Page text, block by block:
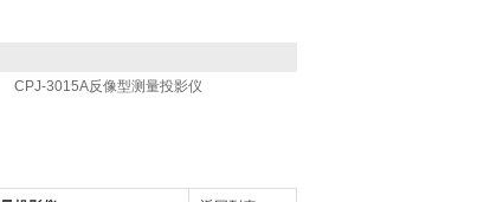
CPJ-3015A反像型测量投影仪